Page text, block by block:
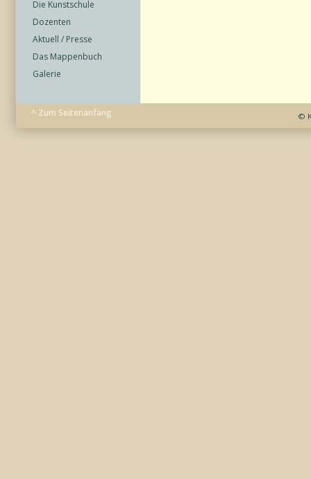
Die Kunstschule
Dozenten
Aktuell / Presse
Das Mappenbuch
Galerie
^ Zum Seitenanfang ©